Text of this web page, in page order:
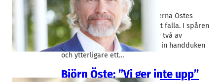
Björn Öste
Dominobrickorna i Oatly-bröderna Östes
företagsimperium fortsätter att falla. I spåren
av ägarbolagens konkurser har två av
portföljbolagen i sfären kastat in handduken
och ytterligare ett…
Björn Öste: ”Vi ger inte upp”